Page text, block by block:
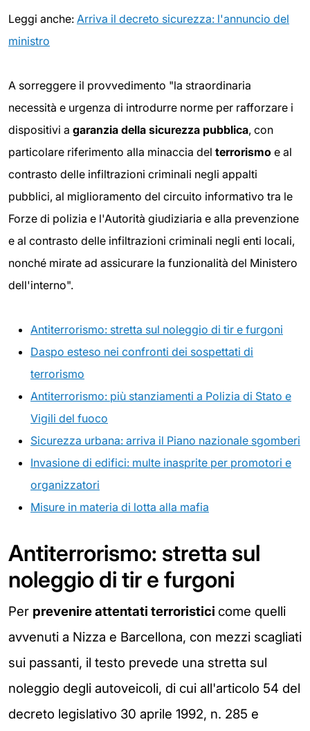
Leggi anche: Arriva il decreto sicurezza: l'annuncio del
ministro
A sorreggere il provvedimento "la straordinaria
necessità e urgenza di introdurre norme per rafforzare i
dispositivi a garanzia della sicurezza pubblica, con
particolare riferimento alla minaccia del terrorismo e al
contrasto delle infiltrazioni criminali negli appalti
pubblici, al miglioramento del circuito informativo tra le
Forze di polizia e l'Autorità giudiziaria e alla prevenzione
e al contrasto delle infiltrazioni criminali negli enti locali,
nonché mirate ad assicurare la funzionalità del Ministero
dell'interno".
Antiterrorismo: stretta sul noleggio di tir e furgoni
Daspo esteso nei confronti dei sospettati di
terrorismo
Antiterrorismo: più stanziamenti a Polizia di Stato e
Vigili del fuoco
Sicurezza urbana: arriva il Piano nazionale sgomberi
Invasione di edifici: multe inasprite per promotori e
organizzatori
Misure in materia di lotta alla mafia
Antiterrorismo: stretta sul
noleggio di tir e furgoni
Per prevenire attentati terroristici come quelli
avvenuti a Nizza e Barcellona, con mezzi scagliati
sui passanti, il testo prevede una stretta sul
noleggio degli autoveicoli, di cui all'articolo 54 del
decreto legislativo 30 aprile 1992, n. 285 e